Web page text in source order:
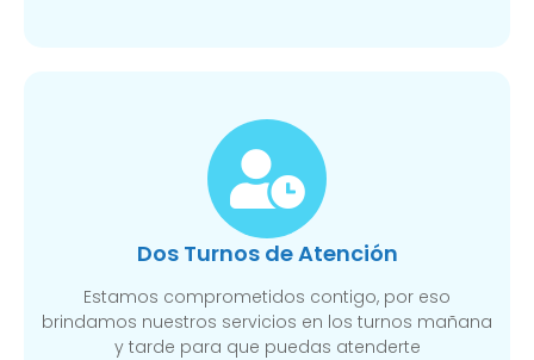
Dos Turnos de Atención
Estamos comprometidos contigo, por eso
brindamos nuestros servicios en los turnos mañana
y tarde para que puedas atenderte